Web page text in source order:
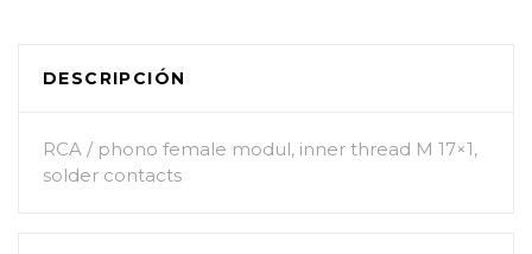
DESCRIPCIÓN
RCA / phono female modul, inner thread M 17×1,
solder contacts